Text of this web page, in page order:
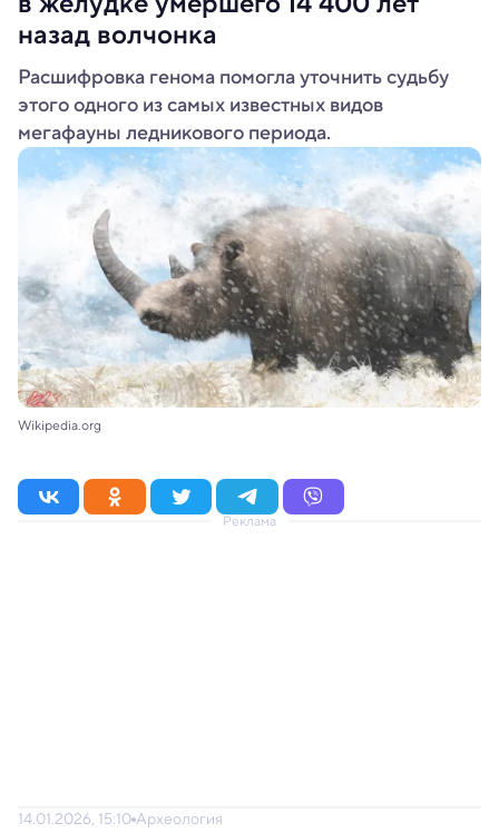
назад волчонка
Расшифровка генома помогла уточнить судьбу
этого одного из самых известных видов
мегафауны ледникового периода.
Wikipedia.org
Реклама
14.01.2026, 15:10 Археология